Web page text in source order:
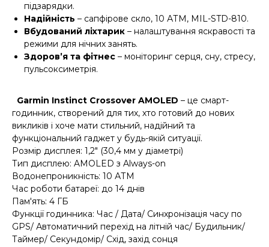
підзарядки.
Надійність – сапфірове скло, 10 АТМ, MIL-STD-810.
Вбудований ліхтарик – налаштування яскравості та
режими для нічних занять.
Здоров’я та фітнес – моніторинг серця, сну, стресу,
пульсоксиметрія.
Garmin Instinct Crossover AMOLED – це смарт-
годинник, створений для тих, хто готовий до нових
викликів і хоче мати стильний, надійний та
функціональний гаджет у будь-якій ситуації.
Розмір дисплея: 1,2" (30,4 мм у діаметрі)
Тип дисплею: AMOLED з Always-on
Водонепроникність: 10 АТМ
Час роботи батареї: до 14 днів
Пам'ять: 4 ГБ
Функції годинника: Час / Дата/ Синхронізація часу по
GPS/ Автоматичний перехід на літній час/ Будильник/
Таймер/ Секундомір/ Схід, захід сонця